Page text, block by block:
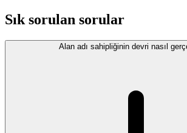
Sık sorulan sorular
Alan adı sahipliğinin devri nasıl